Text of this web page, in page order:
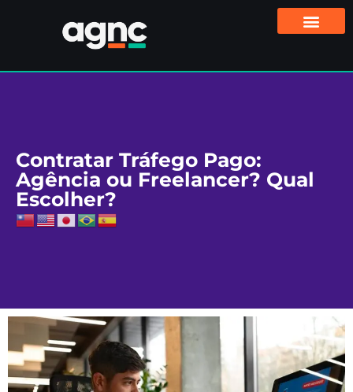
Contratar Tráfego Pago:
Agência ou Freelancer? Qual
Escolher?